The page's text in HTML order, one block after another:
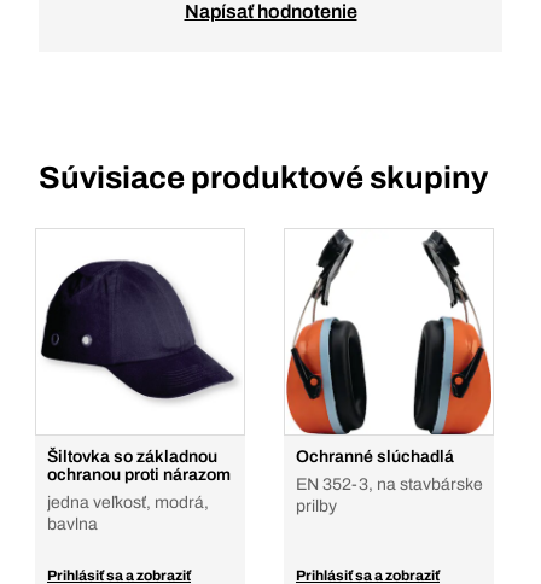
Napísať hodnotenie
Súvisiace produktové skupiny
Šiltovka so základnou
ochranou proti nárazom
jedna veľkosť, modrá,
bavlna
Prihlásiť sa a zobraziť
Ochranné slúchadlá
EN 352-3, na stavbárske
prilby
Prihlásiť sa a zobraziť